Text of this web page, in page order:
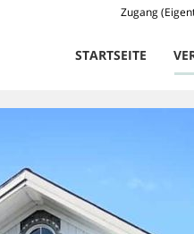
Zugang
STARTSEITE